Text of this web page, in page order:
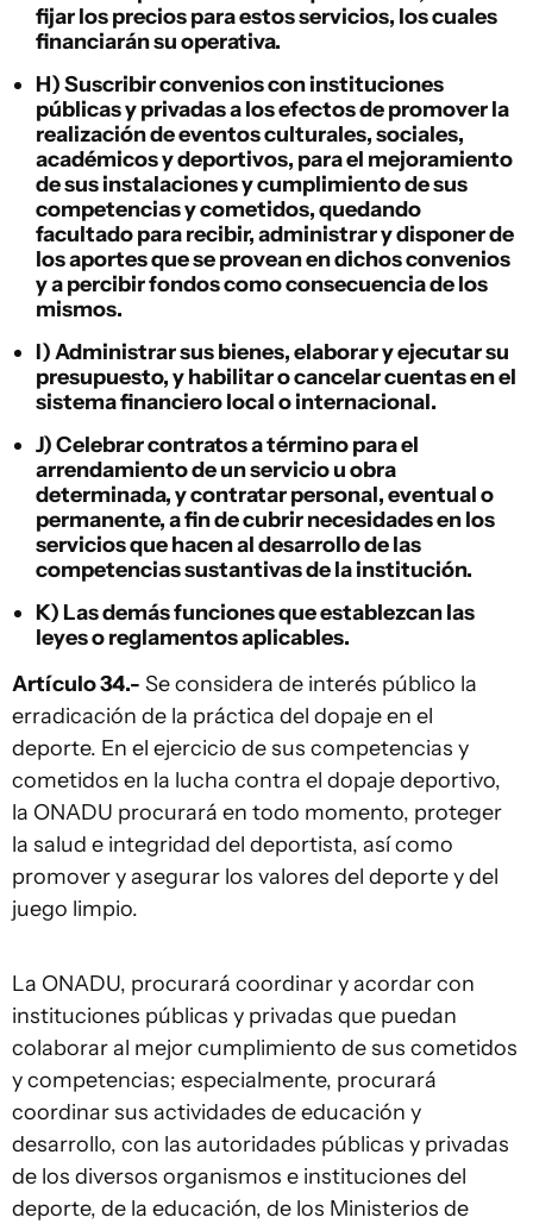
fijar los precios para estos servicios, los cuales
financiarán su operativa.
H) Suscribir convenios con instituciones
públicas y privadas a los efectos de promover la
realización de eventos culturales, sociales,
académicos y deportivos, para el mejoramiento
de sus instalaciones y cumplimiento de sus
competencias y cometidos, quedando
facultado para recibir, administrar y disponer de
los aportes que se provean en dichos convenios
y a percibir fondos como consecuencia de los
mismos.
I) Administrar sus bienes, elaborar y ejecutar su
presupuesto, y habilitar o cancelar cuentas en el
sistema financiero local o internacional.
J) Celebrar contratos a término para el
arrendamiento de un servicio u obra
determinada, y contratar personal, eventual o
permanente, a fin de cubrir necesidades en los
servicios que hacen al desarrollo de las
competencias sustantivas de la institución.
K) Las demás funciones que establezcan las
leyes o reglamentos aplicables.
Artículo 34.- Se considera de interés público la
erradicación de la práctica del dopaje en el
deporte. En el ejercicio de sus competencias y
cometidos en la lucha contra el dopaje deportivo,
la ONADU procurará en todo momento, proteger
la salud e integridad del deportista, así como
promover y asegurar los valores del deporte y del
juego limpio.
La ONADU, procurará coordinar y acordar con
instituciones públicas y privadas que puedan
colaborar al mejor cumplimiento de sus cometidos
y competencias; especialmente, procurará
coordinar sus actividades de educación y
desarrollo, con las autoridades públicas y privadas
de los diversos organismos e instituciones del
deporte, de la educación, de los Ministerios de